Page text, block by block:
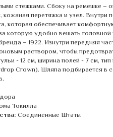
стежками. Сбоку на ремешке –
кожаная перетяжка и узел. Внутри
которая обеспечивает
которую удобно вешать головной
– 1922. Изнутри передняя
раствором, чтобы
- 12 см, ширина полей - 7 см,
Crown). Шляпа подбирается в
Токилла
Соединенные Штаты